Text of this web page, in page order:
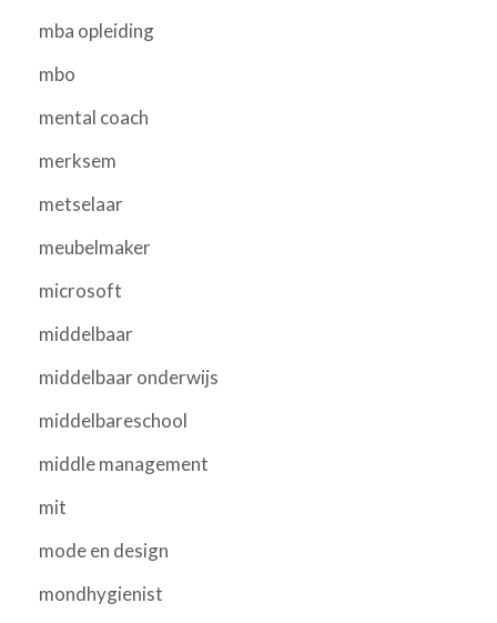
mba opleiding
mbo
mental coach
merksem
metselaar
meubelmaker
microsoft
middelbaar
middelbaar onderwijs
middelbareschool
middle management
mit
mode en design
mondhygienist